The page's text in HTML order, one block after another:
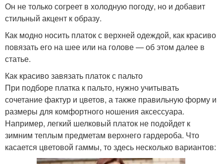
Он не только согреет в холодную погоду, но и добавит
стильный акцент к образу.
Как модно носить платок с верхней одеждой, как красиво
повязать его на шее или на голове — об этом далее в
статье.
Как красиво завязать платок с пальто
При подборе платка к пальто, нужно учитывать
сочетание фактур и цветов, а также правильную форму и
размеры для комфортного ношения аксессуара.
Например, легкий шелковый платок не подойдет к
зимним теплым предметам верхнего гардероба. Что
касается цветовой гаммы, то здесь несколько вариантов: